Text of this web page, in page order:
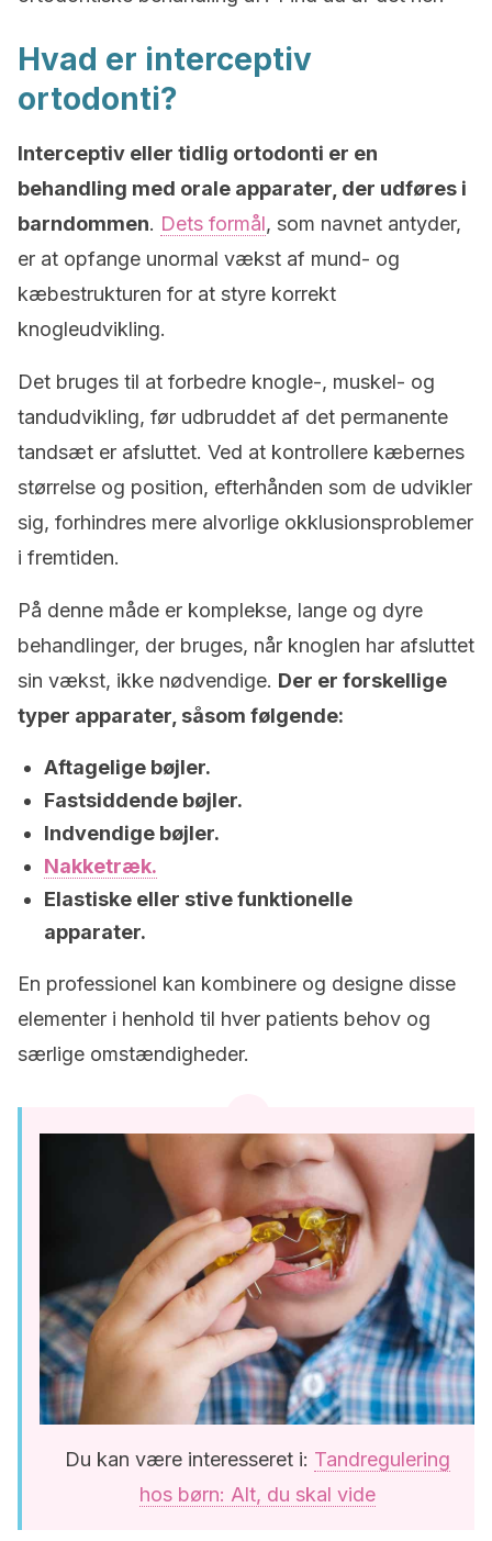
Hvad er interceptiv
ortodonti?
Interceptiv eller tidlig ortodonti er en
behandling med orale apparater, der udføres i
barndommen. Dets formål, som navnet antyder,
er at opfange unormal vækst af mund- og
kæbestrukturen for at styre korrekt
knogleudvikling.
Det bruges til at forbedre knogle-, muskel- og
tandudvikling, før udbruddet af det permanente
tandsæt er afsluttet. Ved at kontrollere kæbernes
størrelse og position, efterhånden som de udvikler
sig, forhindres mere alvorlige okklusionsproblemer
i fremtiden.
På denne måde er komplekse, lange og dyre
behandlinger, der bruges, når knoglen har afsluttet
sin vækst, ikke nødvendige. Der er forskellige
typer apparater, såsom følgende:
Aftagelige bøjler.
Fastsiddende bøjler.
Indvendige bøjler.
Nakketræk.
Elastiske eller stive funktionelle
apparater.
En professionel kan kombinere og designe disse
elementer i henhold til hver patients behov og
særlige omstændigheder.
Du kan være interesseret i: Tandregulering
hos børn: Alt, du skal vide